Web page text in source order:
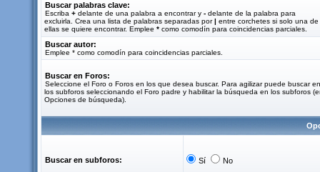
Buscar palabras clave:
Escriba + delante de una palabra a encontrar y - delante de la palabra para
excluirla. Crea una lista de palabras separadas por| entre corchetes si solo una de
ellas se quiere encontrar. Emplee * como comodín para coincidencias parciales.
Buscar autor:
Emplee * como comodín para coincidencias parciales.
Buscar en Foros:
Seleccione el Foro o Foros en los que desea buscar. Para agilizar puede buscar en
los subforos seleccionando el Foro padre y habilitar la búsqueda en los subforos
Opciones de búsqueda).
Buscar en subforos: Sí No